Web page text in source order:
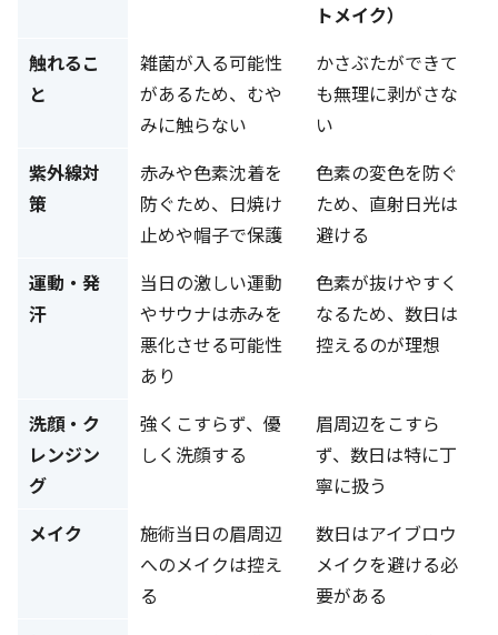
トメイク）
触れるこ
と
雑菌が入る可能性
があるため、むや
みに触らない
かさぶたができて
も無理に剥がさな
い
紫外線対
策
赤みや色素沈着を
防ぐため、日焼け
止めや帽子で保護
色素の変色を防ぐ
ため、直射日光は
避ける
運動・発
汗
当日の激しい運動
やサウナは赤みを
悪化させる可能性
あり
色素が抜けやすく
なるため、数日は
控えるのが理想
洗顔・ク
レンジン
グ
強くこすらず、優
しく洗顔する
眉周辺をこすら
ず、数日は特に丁
寧に扱う
メイク
施術当日の眉周辺
へのメイクは控え
る
数日はアイブロウ
メイクを避ける必
要がある